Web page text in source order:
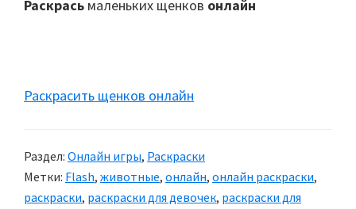
Раскрась маленьких щенков онлайн
Раскрасить щенков онлайн
Раздел: Онлайн игры, Раскраски
Метки: Flash, животные, онлайн, онлайн раскраски,
раскраски, раскраски для девочек, раскраски для